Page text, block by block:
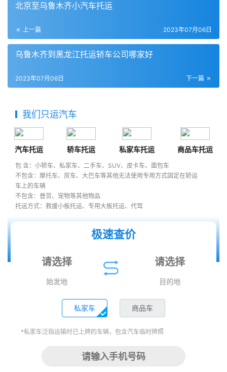
北京至乌鲁木齐小汽车托运
上一篇 2023年07月06日
乌鲁木齐到黑龙江托运轿车公司哪家好
下一篇
2023年07月06日
我们只运汽车
汽车托运 轿车托运 私家车托运 商品车托运
包 含：小轿车、私家车、二手车、SUV、皮卡车、面包车
不包含：摩托车、房车、大巴车等其他无法使用专用方式固定在轿运
车上的车辆
不包含：普货、宠物等其他物品
托运方式：救援小板托运、专用大板托运、代驾
极速查价
始发地 目的地
私家车 商品车
*私家车泛指运输时已上牌的车辆，包含汽车临时牌照